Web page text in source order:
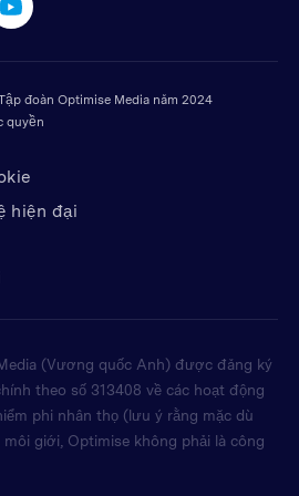
đoàn Optimise Media năm 2024
quyền
hiện đại
(Vương quốc Anh) được đăng ký
theo số 313408 về các hoạt động
phi nhân thọ (lưu ý rằng mặc dù
giới, Optimise không phải là công